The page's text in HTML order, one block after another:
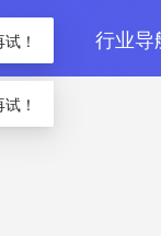
索 行业导
！
！